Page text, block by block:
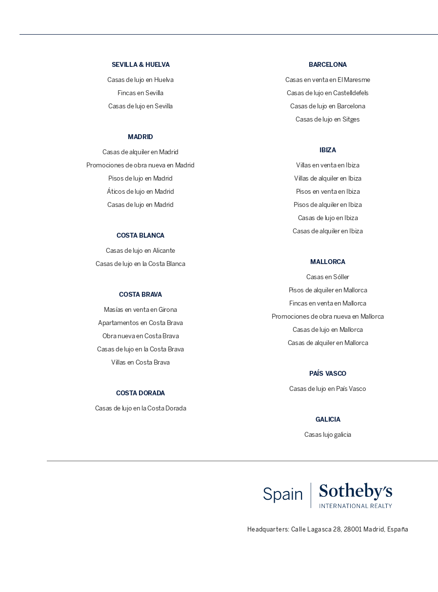
SEVILLA & HUELVA
Casas de lujo en Huelva
Fincas en Sevilla
Casas de lujo en Sevilla
MADRID
Casas de alquiler en Madrid
Promociones de obra nueva en Madrid
Pisos de lujo en Madrid
Áticos de lujo en Madrid
Casas de lujo en Madrid
COSTA BLANCA
Casas de lujo en Alicante
Casas de lujo en la Costa Blanca
COSTA BRAVA
Masías en venta en Girona
Apartamentos en Costa Brava
Obra nueva en Costa Brava
Casas de lujo en la Costa Brava
Villas en Costa Brava
COSTA DORADA
Casas de lujo en la Costa Dorada
BARCELONA
Casas en venta en El Maresme
Casas de lujo en Castelldefels
Casas de lujo en Barcelona
Casas de lujo en Sitges
IBIZA
Villas en venta en Ibiza
Villas de alquiler en Ibiza
Pisos en venta en Ibiza
Pisos de alquiler en Ibiza
Casas de lujo en Ibiza
Casas de alquiler en Ibiza
MALLORCA
Casas en Sóller
Pisos de alquiler en Mallorca
Fincas en venta en Mallorca
Promociones de obra nueva en Mallorca
Casas de lujo en Mallorca
Casas de alquiler en Mallorca
PAÍS VASCO
Casas de lujo en País Vasco
GALICIA
Casas lujo galicia
Headquarters: Calle Lagasca 28, 28001 Madrid, España